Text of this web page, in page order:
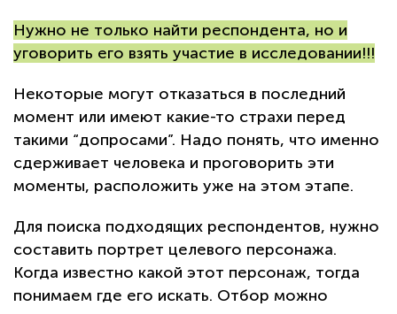
Нужно не только найти респондента, но и
уговорить его взять участие в исследовании!!!
Некоторые могут отказаться в последний
момент или имеют какие-то страхи перед
такими “допросами”. Надо понять, что именно
сдерживает человека и проговорить эти
моменты, расположить уже на этом этапе.
Для поиска подходящих респондентов, нужно
составить портрет целевого персонажа.
Когда известно какой этот персонаж, тогда
понимаем где его искать. Отбор можно